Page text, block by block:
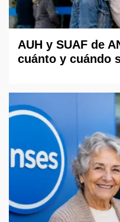
AUH y SUAF de
cuánto y cuándo